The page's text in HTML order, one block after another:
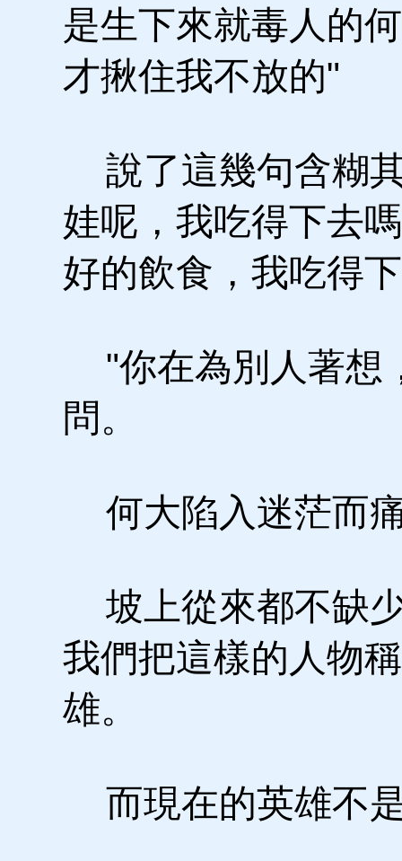
是生下來就毒人的
才揪住我不放的"
說了這幾句含糊
娃呢，我吃得下去
好的飲食，我吃得
"你在為別人著想
問。
何大陷入迷茫而
坡上從來都不缺
我們把這樣的人物
雄。
而現在的英雄不